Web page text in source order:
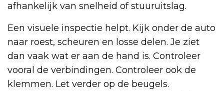
afhankelijk van snelheid of stuuruitslag.
Een visuele inspectie helpt. Kijk onder de auto
naar roest, scheuren en losse delen. Je ziet
dan vaak wat er aan de hand is. Controleer
vooral de verbindingen. Controleer ook de
klemmen. Let verder op de beugels.